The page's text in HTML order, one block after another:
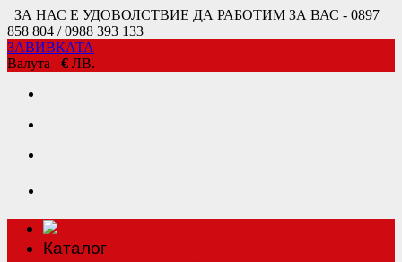
ЗА НАС Е УДОВОЛСТВИЕ ДА РАБОТИМ ЗА ВАС - 0897
858 804 / 0988 393 133
ЗАВИВКАТА
Валута € ЛВ.
Каталог